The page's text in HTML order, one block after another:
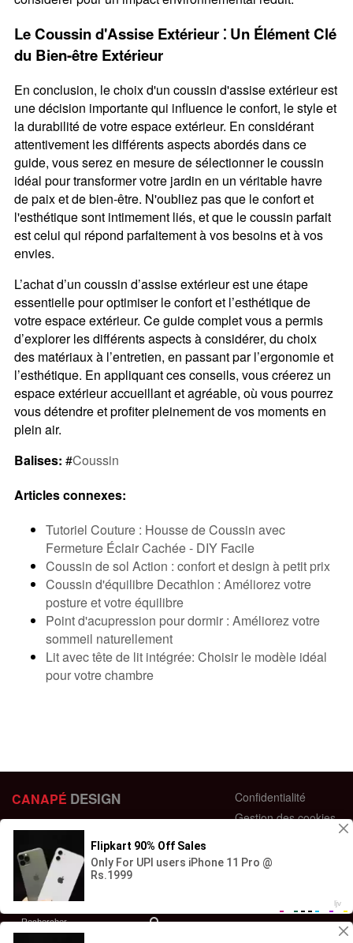
Le Coussin d'Assise Extérieur ⁚ Un Élément Clé
du Bien-être Extérieur
En conclusion, le choix d'un coussin d'assise extérieur est
une décision importante qui influence le confort, le style et
la durabilité de votre espace extérieur. En considérant
attentivement les différents aspects abordés dans ce
guide, vous serez en mesure de sélectionner le coussin
idéal pour transformer votre jardin en un véritable havre
de paix et de bien-être. N'oubliez pas que le confort et
l'esthétique sont intimement liés, et que le coussin parfait
est celui qui répond parfaitement à vos besoins et à vos
envies.
L’achat d’un coussin d’assise extérieur est une étape
essentielle pour optimiser le confort et l’esthétique de
votre espace extérieur. Ce guide complet vous a permis
d’explorer les différents aspects à considérer, du choix
des matériaux à l’entretien, en passant par l’ergonomie et
l’esthétique. En appliquant ces conseils, vous créerez un
espace extérieur accueillant et agréable, où vous pourrez
vous détendre et profiter pleinement de vos moments en
plein air.
Balises: #Coussin
Articles connexes:
Tutoriel Couture : Housse de Coussin avec
Fermeture Éclair Cachée - DIY Facile
Coussin de sol Action : confort et design à petit prix
Coussin d'équilibre Decathlon : Améliorez votre
posture et votre équilibre
Point d'acupression pour dormir : Améliorez votre
sommeil naturellement
Lit avec tête de lit intégrée: Choisir le modèle idéal
pour votre chambre
CANAPÉ DESIGN
44 bis Rue des Bardines
63370 Lempdes, France
+33 658358352
Confidentialité
Gestion des cookies
Retour et échange
Contactez-nous